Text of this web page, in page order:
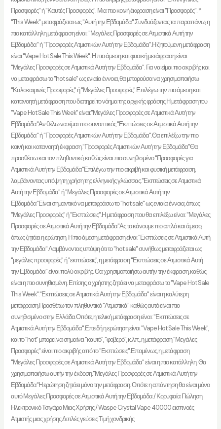
Προσφορές" ή "Καυτές Προσφορές". Μια πιο κοινή έκφραση είναι "Προσφορές". *
"This Week" μεταφράζεται ως "Αυτή την Εβδομάδα".Συνδυάζοντας τα παραπάνω, η
πιο κατάλληλη μετάφραση είναι: "Μεγάλες Προσφορές σε Ατμιστικά Αυτή την
Εβδομάδα" ή "Προσφορές Ατμιστικών Αυτή την Εβδομάδα".Η ζητούμενη μετάφραση
είναι "Vape Hot Sale This Week". Η πιο άμεση και φυσική μετάφραση είναι
"Μεγάλες Προσφορές σε Ατμιστικά Αυτή την Εβδομάδα". Για να είμαι πιο ακριβής και
να μεταφράσω το "hot sale" ως ενιαία έννοια, θα μπορούσα να χρησιμοποιήσω
"Καλοκαιρινές Προσφορές" ή "Μεγάλες Προσφορές".Επιλέγω την πιο άμεση και
κατανοητή μετάφραση που διατηρεί το νόημα της αρχικής φράσης.Η μετάφραση του
"Vape Hot Sale This Week" είναι:"Μεγάλες Προσφορές σε Ατμιστικά Αυτή την
Εβδομάδα"Αν θέλω να είμαι πιο συνοπτικός:"Εκπτώσεις σε Ατμιστικά Αυτή την
Εβδομάδα" ή "Προσφορές Ατμιστικών Αυτή την Εβδομάδα".Θα επιλέξω την πιο
κοινή και κατανοητή έκφραση."Προσφορές Ατμιστικών Αυτή την Εβδομάδα"Θα
προσθέσω και τον πληθυντικό, καθώς είναι πιο συνηθισμένο."Προσφορές για
Ατμιστικά Αυτή την Εβδομάδα"Επιλέγω την πιο ακριβή και φυσική μετάφραση,
λαμβάνοντας υπόψη τη χρήση της ελληνικής γλώσσας."Εκπτώσεις σε Ατμιστικά
Αυτή την Εβδομάδα" ή "Μεγάλες Προσφορές σε Ατμιστικά Αυτή την
Εβδομάδα"Είναι σημαντικό να μεταφράσω το "hot sale" ως ενιαία έννοια, όπως
"Μεγάλες Προσφορές" ή "Εκπτώσεις".Η μετάφραση που θα επιλέξω είναι: "Μεγάλες
Προσφορές σε Ατμιστικά Αυτή την Εβδομάδα"Ας το κάνουμε πιο απλό και άμεσο,
όπως ζητάει η ερώτηση. Η πιο άμεση μετάφραση είναι:"Εκπτώσεις σε Ατμιστικά Αυτή
την Εβδομάδα".Λαμβάνοντας υπόψη ότι το "hot sale" συνήθως μεταφράζεται ως
"μεγάλες προσφορές" ή "εκπτώσεις", η μετάφραση "Εκπτώσεις σε Ατμιστικά Αυτή
την Εβδομάδα" είναι πολύ ακριβής. Θα χρησιμοποιήσω αυτήν την έκφραση, καθώς
είναι η πιο συνηθισμένη. Επίσης, ο χρήστης ζητάει να μεταφράσω το "Vape Hot Sale
This Week"."Εκπτώσεις σε Ατμιστικά Αυτή την Εβδομάδα" είναι η καλύτερη
μετάφραση.Προσθέτω τον πληθυντικό "Ατμιστικά" καθώς αυτό είναι πιο
συνηθισμένο στην Ελλάδα.Οπότε, η τελική μετάφραση είναι: "Εκπτώσεις σε
Ατμιστικά Αυτή την Εβδομάδα".Επειδή η ερώτηση είναι "Vape Hot Sale This Week",
και το "hot" μπορεί να σημαίνει "καυτό", "φοβερό", κ.λπ., η μετάφραση "Μεγάλες
Προσφορές" είναι πιο ακριβής από το "Εκπτώσεις".Επομένως, η μετάφραση
"Μεγάλες Προσφορές σε Ατμιστικά Αυτή την Εβδομάδα" είναι η πιο κατάλληλη. Θα
χρησιμοποιήσω αυτήν την έκδοση."Μεγάλες Προσφορές σε Ατμιστικά Αυτή την
Εβδομάδα"Η ερώτηση ζητάει μόνο την μετάφραση. Οπότε η απάντηση θα είναι μόνο
αυτό.Μεγάλες Προσφορές σε Ατμιστικά Αυτή την Εβδομάδα/Κορυφαία Πώληση
Ηλεκτρονικό Τσιγάρο Μιας Χρήσης/ Waspe Crystal Vape 40000 εισπνοές
Ατμιστής μιας χρήσης Διπλές γεύσεις Τιμή χονδρικής